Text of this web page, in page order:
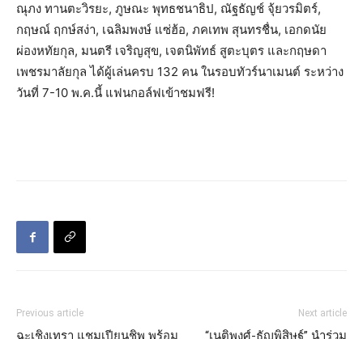
ณุภง ทานตะวิรยะ, ภูษณะ พุทธชนาธิป, ณัฐธัญช์ จุ้ยวรมิตร์,
กฤษณ์ ฤกษ์สง่า, เฉลิมพงษ์ แซ่ฮ้อ, ภคเทพ สุนทรชื่น, เอกดนัย
ผ่องหทัยกุล, มนตรี เจริญสุข, เจตนิพัทธ์ สูตะบุตร และกฤษดา
เพชรมาลัยกุล ได้ผู้เล่นครบ 132 คน ในรอบทัวร์นาเมนต์ ระหว่าง
วันที่ 7-10 พ.ค.นี้ แฟนกอล์ฟเข้าชมฟรี!
Previous article
ฉะเชิงเทรา แชมเปียนชิพ พร้อม
Next article
“เนติพงศ์-ธัญพิสิษฐ์” นำร่วม